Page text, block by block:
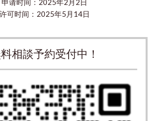
申请时间：2025年2月2日
许可时间：2025年5月14日
相談予約受付中！